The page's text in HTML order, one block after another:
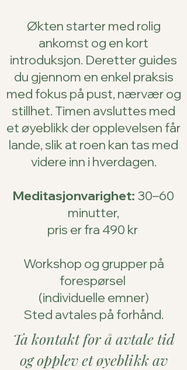
Økten starter med rolig
ankomst og en kort
introduksjon. Deretter guides
du gjennom en enkel praksis
med fokus på pust, nærvær og
stillhet. Timen avsluttes med
et øyeblikk der opplevelsen får
lande, slik at roen kan tas med
videre inn i hverdagen.
Meditasjonvarighet: 30–60
minutter,
pris er fra 490 kr
Workshop og grupper på
forespørsel
(individuelle emner)
Sted avtales på forhånd.
Ta kontakt for å avtale tid
og opplev et øyeblikk av